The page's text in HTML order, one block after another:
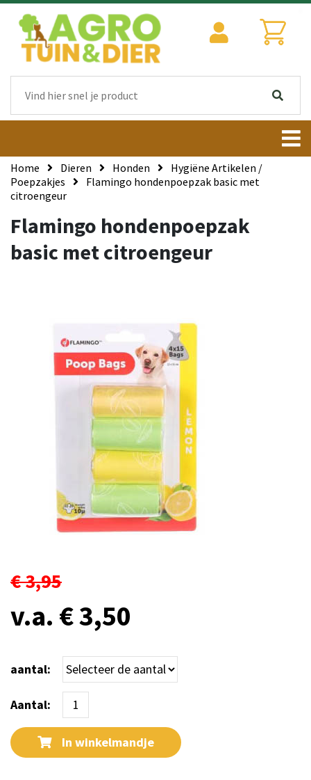
Home Dieren Honden
Hygiëne Artikelen /
Poepzakjes
Flamingo hondenpoepzak basic met
citroengeur
Flamingo hondenpoepzak
basic met citroengeur
€ 3,95
v.a. € 3,50
aantal:
Aantal:
In winkelmandje